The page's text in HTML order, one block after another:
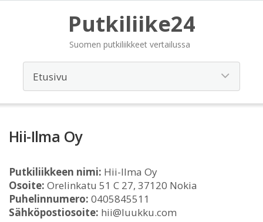
Putkiliike24
Suomen putkiliikkeet vertailussa
Hii-Ilma Oy
Putkiliikkeen nimi: Hii-Ilma Oy
Osoite: Orelinkatu 51 C 27, 37120 Nokia
Puhelinnumero: 0405845511
Sähköpostiosoite: hii@luukku.com